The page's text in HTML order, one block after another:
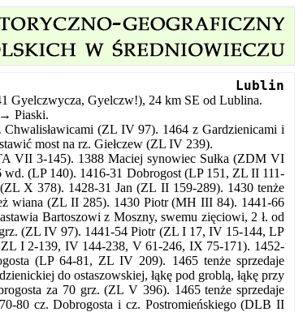
Lublin
Gyelczwycza, Gyelczw!), 24 km SE od Lublina.
Piaski.
(ZL IV 97). 1464 z Gardzienicami i
most na rz. Giełczew (ZL IV 239).
VII 3-145). 1388 Maciej synowiec Sułka (ZDM VI
(LP 140). 1416-31 Dobrogost (LP 151, ZL II 111-
X 378). 1428-31 Jan (ZL II 159-289). 1430 tenże
wiana (ZL II 285). 1430 Piotr (MH III 84). 1441-66
Bartoszowi z Moszny, swemu zięciowi, 2 ł. od
(ZL IV 97). 1441-54 Piotr (ZL I 17, IV 15-144, LP
I 2-139, IV 144-238, V 61-246, IX 75-171). 1452-
(LP 64-81, ZL IV 209). 1465 tenże sprzedaje
do ostaszowskiej, łąkę pod groblą, łąkę przy
za 70 grz. (ZL V 396). 1465 tenże sprzedaje
80 cz. Dobrogosta i cz. Postromieńskiego (DLB II